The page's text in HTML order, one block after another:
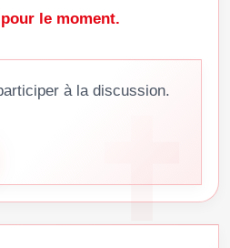
le moment.
à la discussion.